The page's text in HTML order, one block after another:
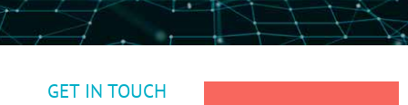
GET IN TOUCH